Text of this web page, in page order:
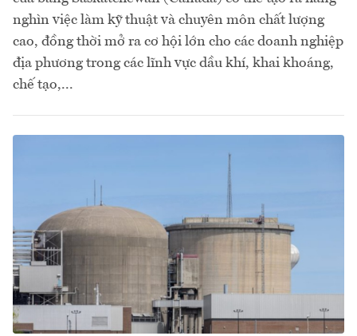
nghìn việc làm kỹ thuật và chuyên môn chất lượng
cao, đồng thời mở ra cơ hội lớn cho các doanh nghiệp
địa phương trong các lĩnh vực dầu khí, khai khoáng,
chế tạo,...